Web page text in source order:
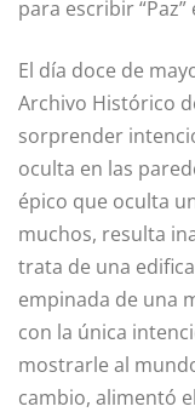
para escribir
El día doce de
Archivo Histórico
sorprender
oculta en las
épico que oculta
muchos, resulta
trata de una
empinada de una
con la única
mostrarle al
cambio, alimentó